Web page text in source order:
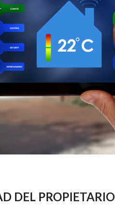
DEL PROPIETARIO